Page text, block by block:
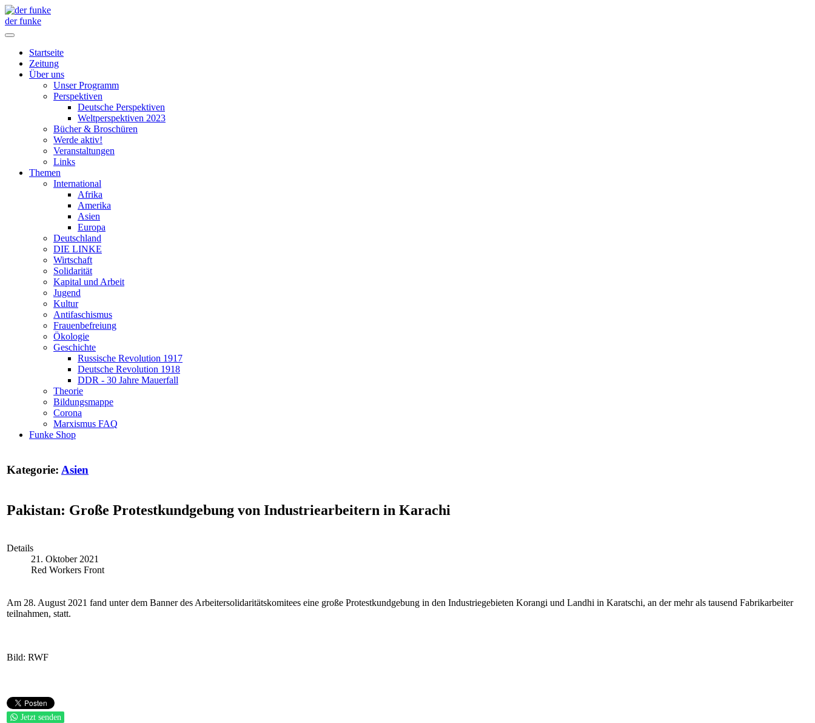
der funke
Startseite
Zeitung
Über uns
Unser Programm
Perspektiven
Deutsche Perspektiven
Weltperspektiven 2023
Bücher & Broschüren
Werde aktiv!
Veranstaltungen
Links
Themen
International
Afrika
Amerika
Asien
Europa
Deutschland
DIE LINKE
Wirtschaft
Solidarität
Kapital und Arbeit
Jugend
Kultur
Antifaschismus
Frauenbefreiung
Ökologie
Geschichte
Russische Revolution 1917
Deutsche Revolution 1918
DDR - 30 Jahre Mauerfall
Theorie
Bildungsmappe
Corona
Marxismus FAQ
Funke Shop
Kategorie: Asien
Pakistan: Große Protestkundgebung von Industriearbeitern in Karachi
Details
21. Oktober 2021
Red Workers Front
Am 28. August 2021 fand unter dem Banner des Arbeitersolidaritätskomitees eine große Protestkundgebung in den Industriegebieten Korangi und Landhi in Karatschi, an der mehr als tausend Fabrikarbeiter
teilnahmen, statt.
Bild: RWF
Jetzt senden